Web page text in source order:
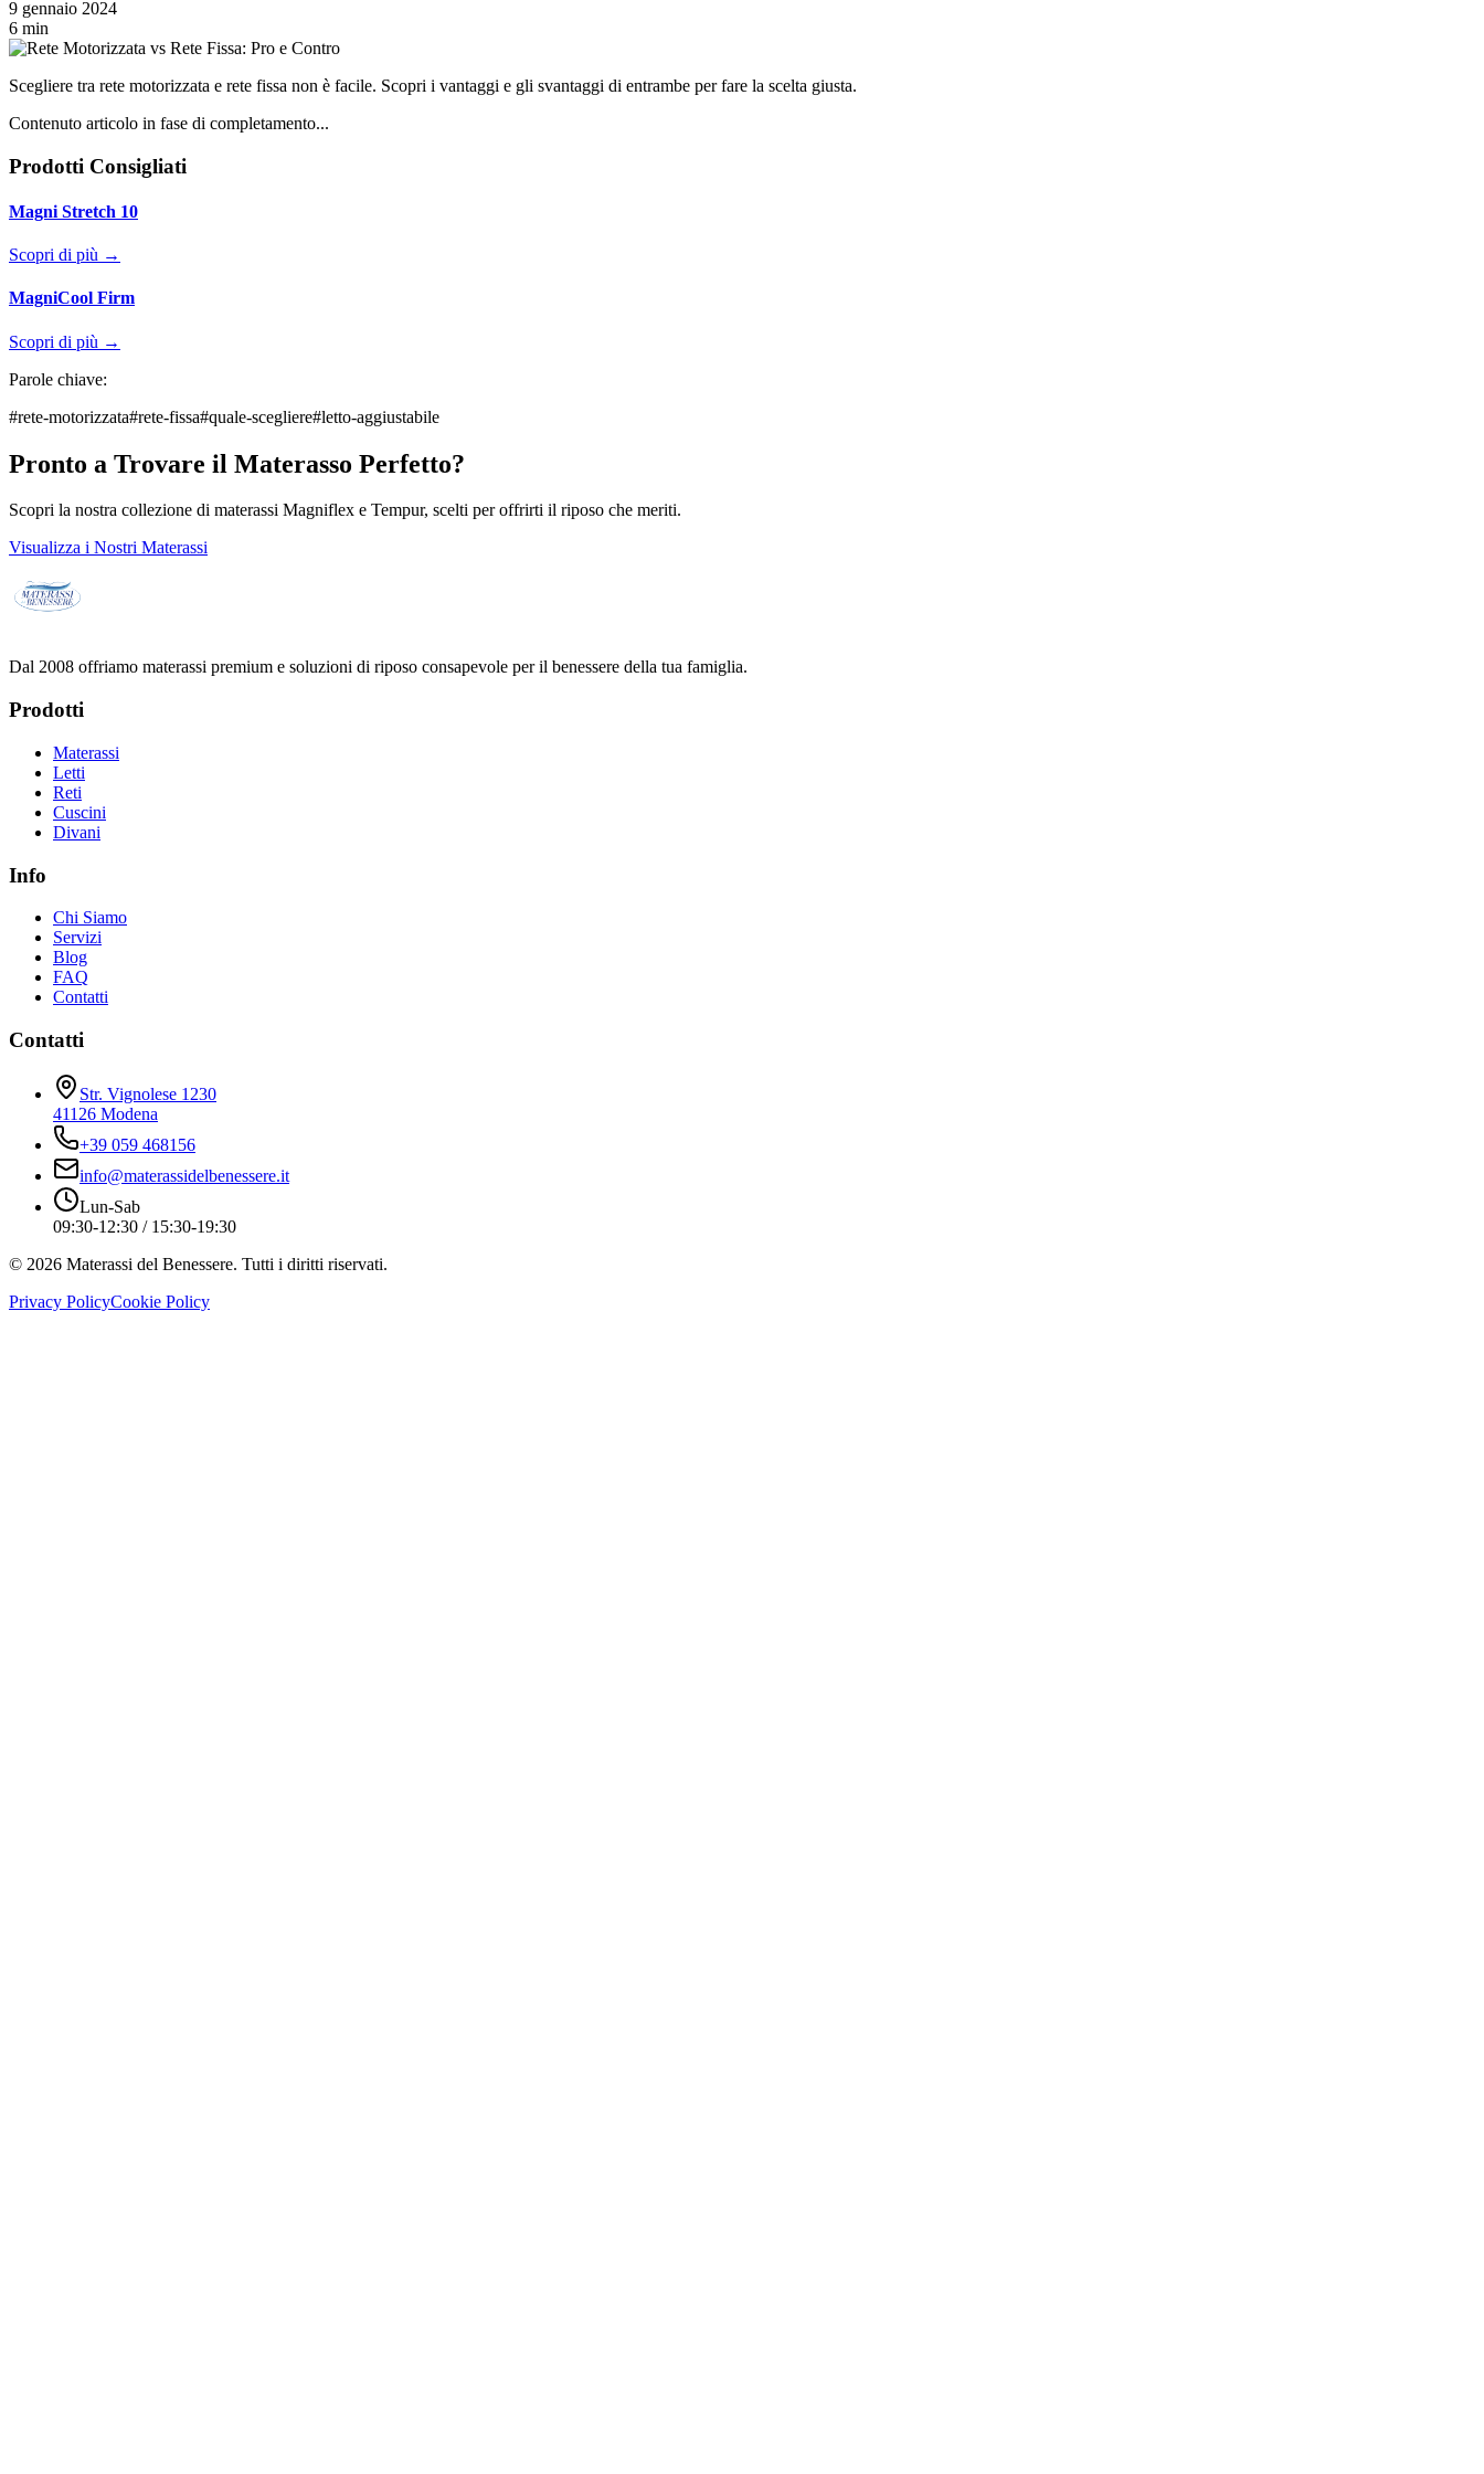
9 gennaio 2024
6 min
Scegliere tra rete motorizzata e rete fissa non è facile. Scopri i vantaggi e gli svantaggi di entrambe per fare la scelta giusta.
Contenuto articolo in fase di completamento...
Prodotti Consigliati
Magni Stretch 10
Scopri di più →
MagniCool Firm
Scopri di più →
Parole chiave:
#rete-motorizzata#rete-fissa#quale-scegliere#letto-aggiustabile
Pronto a Trovare il Materasso Perfetto?
Scopri la nostra collezione di materassi Magniflex e Tempur, scelti per offrirti il riposo che meriti.
Visualizza i Nostri Materassi
Dal 2008 offriamo materassi premium e soluzioni di riposo consapevole per il benessere della tua famiglia.
Prodotti
Materassi
Letti
Reti
Cuscini
Divani
Info
Chi Siamo
Servizi
Blog
FAQ
Contatti
Contatti
Str. Vignolese 1230
41126 Modena
+39 059 468156
info@materassidelbenessere.it
Lun-Sab
09:30-12:30 / 15:30-19:30
© 2026 Materassi del Benessere. Tutti i diritti riservati.
Privacy PolicyCookie Policy